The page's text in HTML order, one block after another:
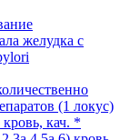
желудка с
(1 локус)
кач. *